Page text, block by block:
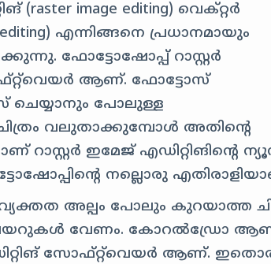
(raster image editing) വെക്റ്റർ
editing) എന്നിങ്ങനെ പ്രധാനമായും
ഫോട്ടോഷോപ്പ് റാസ്റ്റർ
ആണ്. ഫോട്ടോസ്
ചെയ്യാനും പോലുള്ള
വലുതാക്കുമ്പോൾ അതിന്റെ
ഇമേജ് എഡിറ്റിങിന്റെ
നല്ലൊരു
അല്പം പോലും കുറയാത്ത
വേണം. കോറൽഡ്രോ
സോഫ്‌റ്റ്‌വെയർ ആണ്.